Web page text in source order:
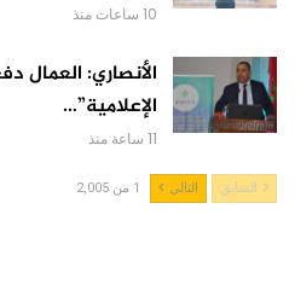
10 ساعات منذ
الأنصاري: العمال
الإعلامية”…
11 ساعة منذ
السابق التالي 1 من 2,005